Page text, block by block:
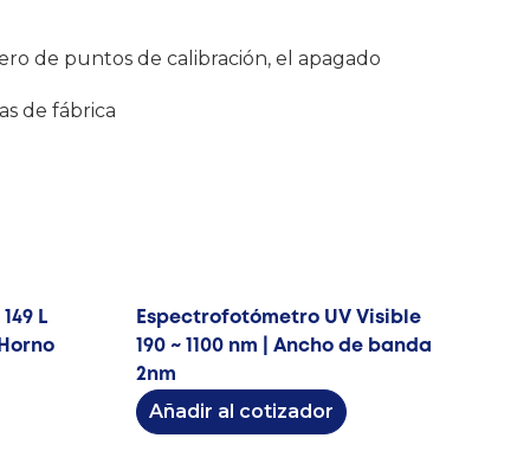
de puntos de calibración, el apagado
de fábrica
L
Espectrofotómetro UV Visible
190 ~ 1100 nm | Ancho de banda
2nm
Añadir al cotizador